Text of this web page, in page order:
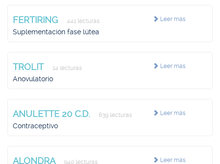
Leer más
FERTIRING 441 lecturas
Suplementación fase lútea
Leer más
TROLIT 14 lecturas
Anovulatorio
Leer más
ANULETTE 20 C.D. 639 lecturas
Contraceptivo
Leer más
ALONDRA 940 lecturas